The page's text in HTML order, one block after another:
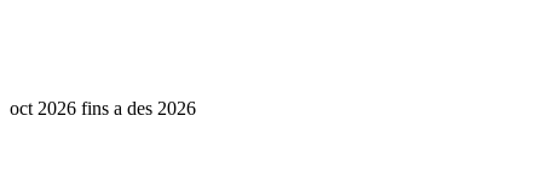
oct 2026 fins a des 2026